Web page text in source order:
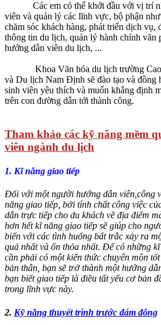
Các em có thể khởi đầu với vị trí
viên và quản lý các lĩnh vực, bộ phận
chăm sóc khách hàng, phát triển dịch vụ,
thông tin du lịch, quản lý hành chính văn
hướng dẫn viên du lịch, ...
Khoa Văn hóa du lịch trường Cao
và Du lịch Nam Định sẽ đào tạo và đồng
sinh viên yêu thích và muốn khẳng định
trên con đường dẫn tới thành công.
Tham khảo các kỹ năng mềm
viên ngành du lịch
1. Kĩ năng giao tiếp
Đối với một người hướng dẫn viên,công
năng giao tiếp, bởi tính chất công việc
dẫn trực tiếp cho du khách về địa điểm
hơn hết kĩ năng giao tiếp sẽ giúp cho
biến với các tình huống bất trắc xảy ra
quả nhất và ổn thỏa nhất. Để có những
cần phải có một kiến thức chuyên môn
bản thân, bạn sẽ trở thành một hướng
bạn biết giao tiếp là điều tất yếu cơ bản
trong lĩnh vực này.
2. Kỹ năng thuyết trình trước đám đông